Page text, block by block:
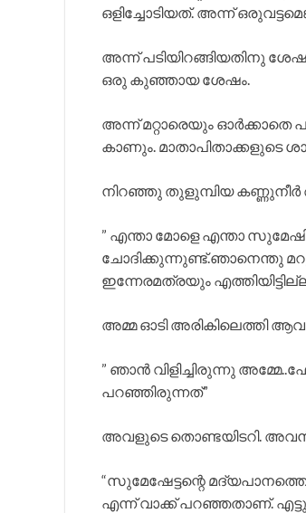
ഒളിച്ചോടിയത്. അന്ന്
അന്ന് പടിയിറങ്ങിയതിനു
ഒരു കുഞ്ഞായ ശേഷം.
അന്ന് മറ്റാരെയും ഓർക്കാതെ
കാണും. മാതാപിതാക്കളുടെ
നിറഞ്ഞു തുളുമ്പിയ
” എന്താ മോളെ എന്താ
ചോദിക്കുന്നുണ്ട്.ഞാനെന്തു
ഇന്നേരമത്രയും
അമ്മ ഓടി അരികിലെത്തി
” ഞാൻ വിളിച്ചിരുന്നു
പറഞ്ഞിരുന്നത്”
അവളുടെ തൊണ്ടയിടറി.
“സുമേഷേട്ടന്റെ മദ്യപാനത്തെ
എന്ന് വാക്ക് പറഞ്ഞതാണ്.